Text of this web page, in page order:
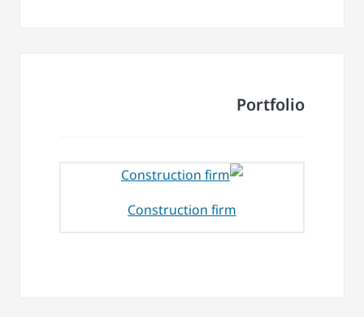
Portfolio
Construction firm